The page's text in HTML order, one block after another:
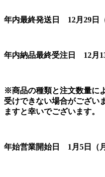
年内最終発送日 12月29日（
年内納品最終受注日 12月
※商品の種類と注文数量に
受けできない場合がござい
ますと幸いでございます。
年始営業開始日 1月5日（月